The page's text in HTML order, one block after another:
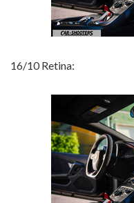
16/10 Retina: